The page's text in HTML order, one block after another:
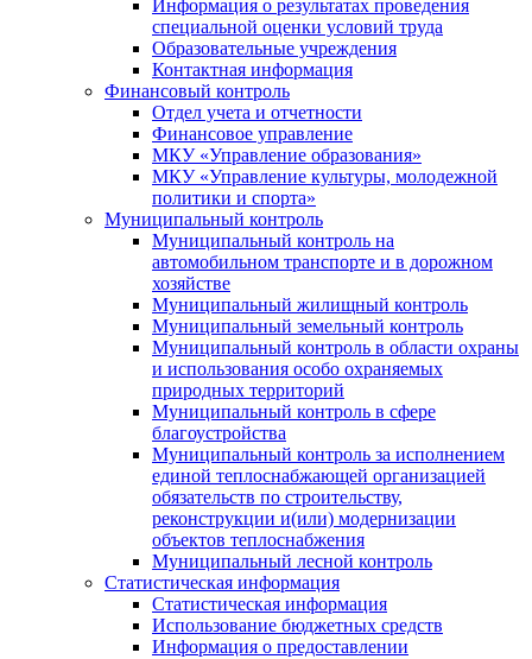
Информация о результатах проведения
специальной оценки условий труда
Образовательные учреждения
Контактная информация
Финансовый контроль
Отдел учета и отчетности
Финансовое управление
МКУ «Управление образования»
МКУ «Управление культуры, молодежной
политики и спорта»
Муниципальный контроль
Муниципальный контроль на
автомобильном транспорте и в дорожном
хозяйстве
Муниципальный жилищный контроль
Муниципальный земельный контроль
Муниципальный контроль в области охраны
и использования особо охраняемых
природных территорий
Муниципальный контроль в сфере
благоустройства
Муниципальный контроль за исполнением
единой теплоснабжающей организацией
обязательств по строительству,
реконструкции и(или) модернизации
объектов теплоснабжения
Муниципальный лесной контроль
Статистическая информация
Статистическая информация
Использование бюджетных средств
Информация о предоставлении